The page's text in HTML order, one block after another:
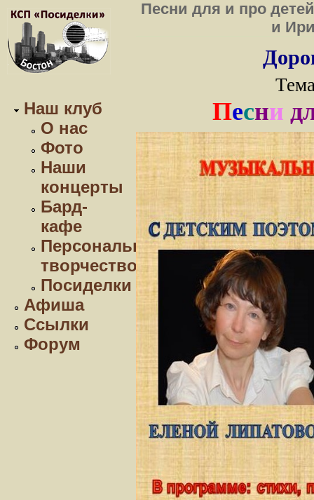
Наш клуб
О нас
Фото
Наши
концерты
Бард-
кафе
Персональное
творчество
Посиделки
Афиша
Ссылки
Форум
Песни для и про
и
Песни